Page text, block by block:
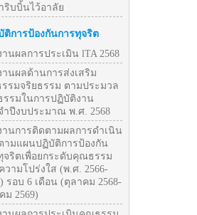
ริบบิ้นไว้อาลัย
ติการป้องกันการทุจริต
านผลการประเมิน lTA 2568
านผลด้านการส่งเสริม
รมจริยธรรม ตามประมวล
รรมในการปฏิบัติงาน
ำปีงบประมาณ พ.ศ. 2568
านการติดตามผลการดำเนิน
ามแผนปฏิบัติการป้องกัน
จริตเพื่อยกระดับคุณธรรม
วามโปร่งใส (พ.ศ. 2566-
รอบ 6 เดือน (ตุลาคม 2568-
ม 2569)